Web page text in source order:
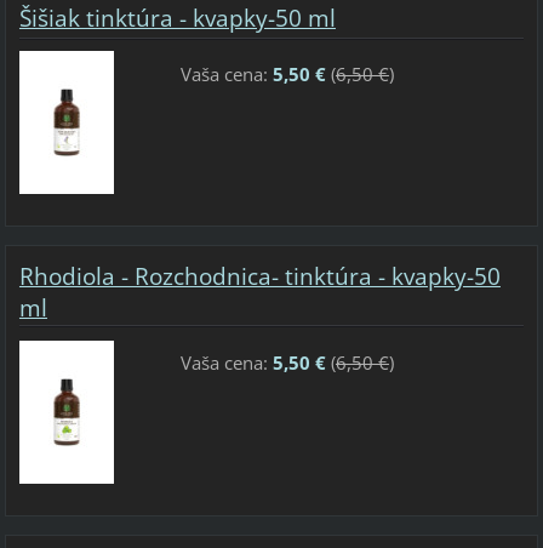
Šišiak tinktúra - kvapky-50 ml
Vaša cena: 5,50 €(6,50 €)
Rhodiola - Rozchodnica- tinktúra - kvapky-50
ml
Vaša cena: 5,50 €(6,50 €)